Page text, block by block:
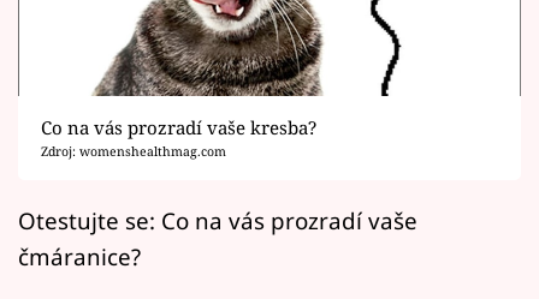
Horoskopy
Sledujte prima+
Filmový festival Karlovy Vary
Mámy sobě
Co na vás prozradí vaše kresba?
Zdroj: womenshealthmag.com
Otestujte se: Co na vás prozradí vaše
čmáranice?